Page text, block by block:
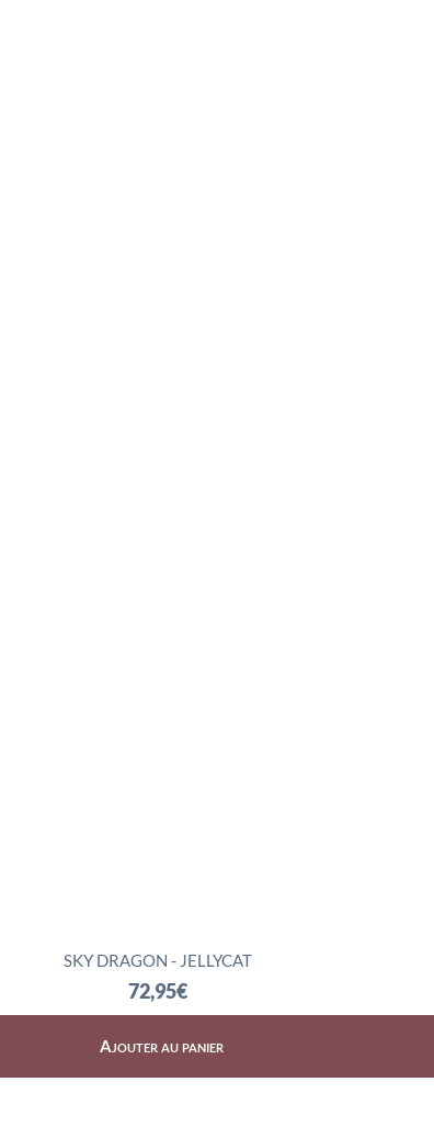
SKY DRAGON - JELLYCAT
72,95€
Ajouter au panier